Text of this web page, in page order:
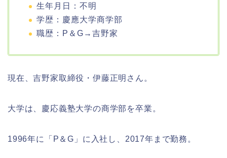
生年月日：不明
学歴：慶應大学商学部
職歴：P＆G→吉野家
現在、吉野家取締役・伊藤正明さん。
大学は、慶応義塾大学の商学部を卒業。
1996年に「P＆G」に入社し、2017年まで勤務。